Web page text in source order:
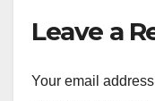
Leave a
Your email